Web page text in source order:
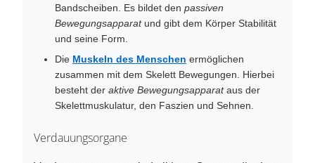
Bandscheiben. Es bildet den passiven
Bewegungsapparatund gibt dem Körper Stabilität
und seine Form.
Die Muskeln des Menschen ermöglichen
zusammen mit dem Skelett Bewegungen. Hierbei
besteht der aktive Bewegungsapparataus der
Skelettmuskulatur, den Faszien und Sehnen.
Verdauungsorgane